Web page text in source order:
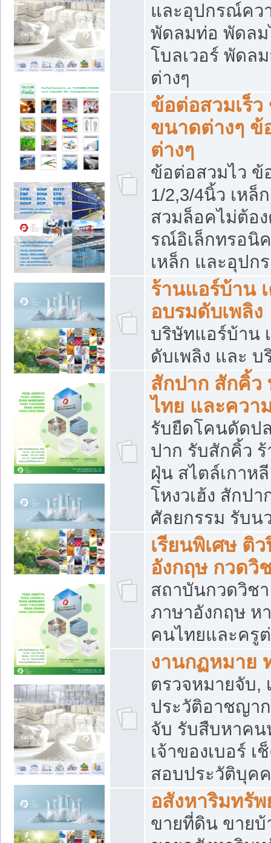
และอุปกรณ์คว
พัดลมท่อ พัดลม
โบลเวอร์ พัดล
ต่างๆ
ข้อต่อสวมเร็
ขนาดต่างๆ ข้
ต่างๆ
ข้อต่อสวมไว ข้
1/2,3/4นิ้ว เหล็
สวมล็อคไม่ต้อ
รณ์อิเล็กทรอนิ
เหล็ก และอุปก
ร้านแอร์บ้าน
อบรมดับเพลิง
บริษัทแอร์บ้าน
ดับเพลิง และ
สักปาก สักคิ้
ไทย และควา
รับยืดโคนดัดป
ปาก รับสักคิ้ว
ฝุ่น สไตล์เกาห
โหงวเฮ้ง สักป
ศัลยกรรม รับน
เรียนพิเศษ ติ
อังกฤษ กวดวิ
สถาบันกวดวิช
ภาษาอังกฤษ ห
คนไทยและครู
งานกฏหมาย
ตรวจหมายจับ,
ประวัติอาชญา
จับ รับสืบหาคน
เจ้าของเบอร์
สอบประวัติบุค
อสังหาริมทรัพ
ขายที่ดิน ขายบ้